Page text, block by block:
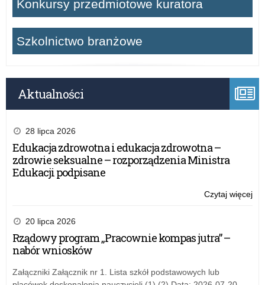
Konkursy przedmiotowe kuratora
Szkolnictwo branżowe
Aktualności
28 lipca 2026
Edukacja zdrowotna i edukacja zdrowotna –
zdrowie seksualne – rozporządzenia Ministra
Edukacji podpisane
Czytaj więcej
20 lipca 2026
Rządowy program „Pracownie kompas jutra” –
nabór wniosków
Załączniki Załącznik nr 1. Lista szkół podstawowych lub